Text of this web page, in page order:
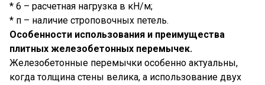
* 6 – расчетная нагрузка в кН/м;
* п – наличие строповочных петель.
Особенности использования и преимущества
плитных железобетонных перемычек.
Железобетонные перемычки особенно актуальны,
когда толщина стены велика, а использование двух